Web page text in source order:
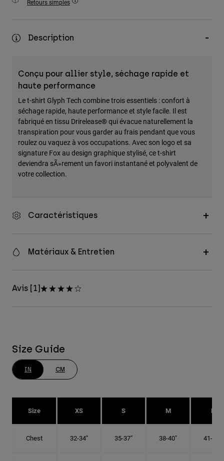
Accessoires
Sacs et sacs à dos
Voir tout
Retours simples
Description
Conçu pour allier style, séchage rapide et
haute performance
Le t-shirt Glyph Tech combine trois essentiels : confort à
séchage rapide, haute performance et style facile. Il est
fabriqué en tissu Drirelease® qui évacue naturellement la
transpiration pour vous garder au frais pendant que vous
roulez ou vaquez à vos occupations. Avec son logo et sa
signature Fox au design graphique stylisé, ce t-shirt
deviendra sÃ»rement un favori instantané et polyvalent de
votre collection.
Caractéristiques
Matériaux & Entretien
Avis [1]
Size Guide
IN CM
Size XS S M L
Chest 32-34" 35-37" 38-40" 41-43"